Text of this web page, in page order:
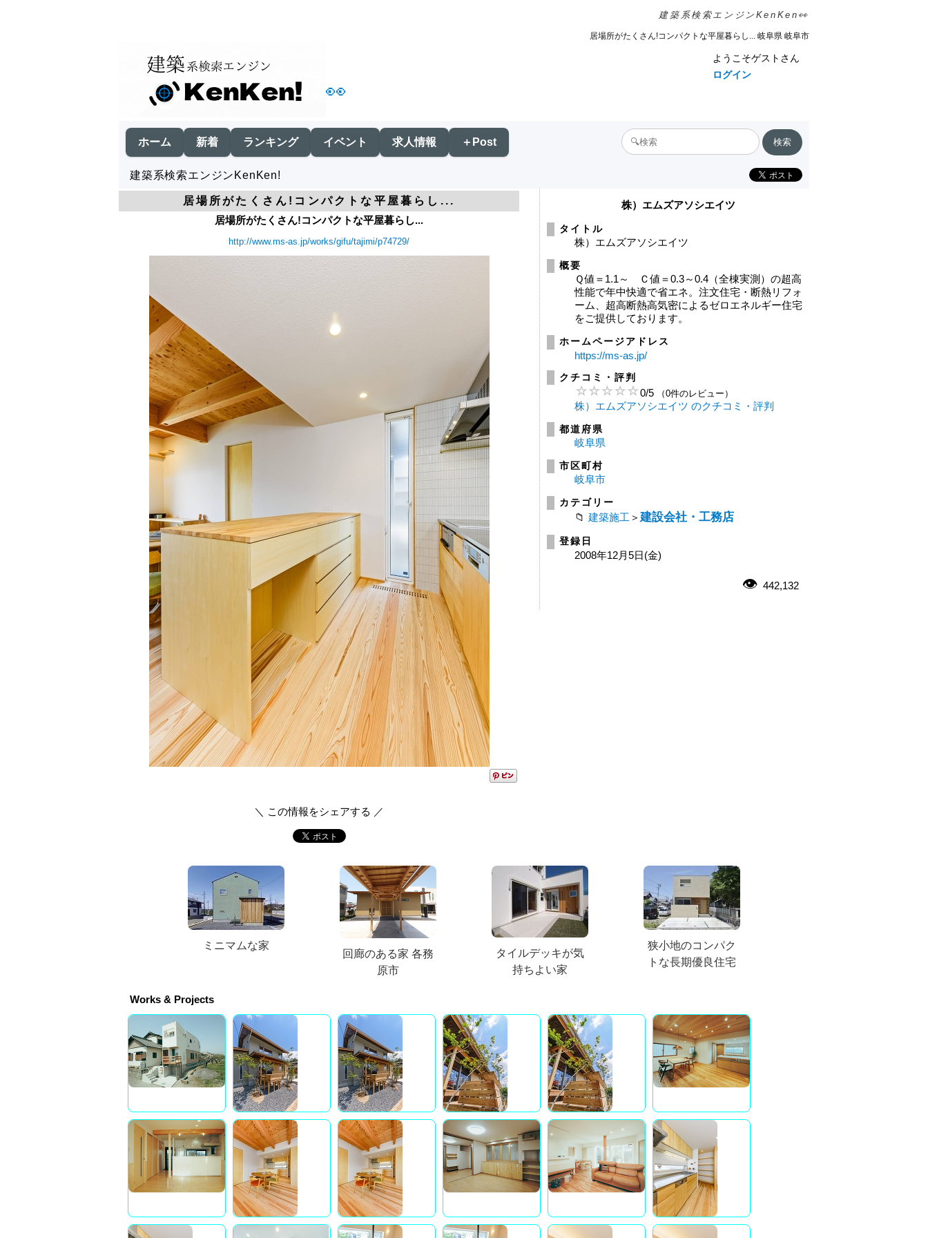
建築系検索エンジンKenKen👀
居場所がたくさん!コンパクトな平屋暮らし... 岐阜県 岐阜市
👀
ようこそゲストさん
ログイン
ホーム 新着 ランキング イベント 求人情報 ＋Post
建築系検索エンジンKenKen!
居場所がたくさん!コンパクトな平屋暮らし...
居場所がたくさん!コンパクトな平屋暮らし...
http://www.ms-as.jp/works/gifu/tajimi/p74729/
＼ この情報をシェアする ／
株）エムズアソシエイツ
タイトル
株）エムズアソシエイツ
概要
Ｑ値＝1.1～ Ｃ値＝0.3～0.4（全棟実測）の超高
性能で年中快適で省エネ。注文住宅・断熱リフォ
ーム、超高断熱高気密によるゼロエネルギー住宅
をご提供しております。
ホームページアドレス
https://ms-as.jp/
クチコミ・評判
0/5 （0件のレビュー）
株）エムズアソシエイツ のクチコミ・評判
都道府県
岐阜県
市区町村
岐阜市
カテゴリー
建築施工＞ 建設会社・工務店
登録日
2008年12月5日(金)
442,132
ミニマムな家
回廊のある家 各務
原市
タイルデッキが気
持ちよい家
狭小地のコンパク
トな長期優良住宅
Works & Projects